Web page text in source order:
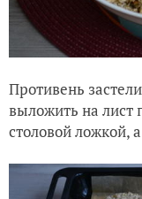
Противень
выложить на лист
столовой